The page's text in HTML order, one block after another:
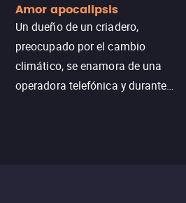
Amor apocalipsis
Un dueño de un criadero,
preocupado por el cambio
climático, se enamora de una
operadora telefónica y durante